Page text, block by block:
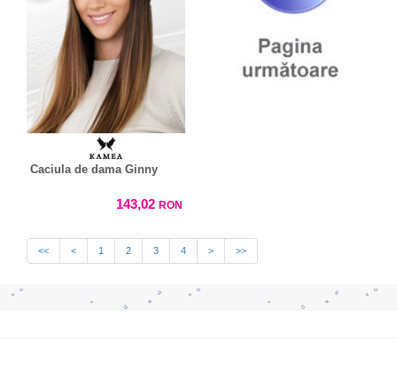
Caciula de dama Ginny
143,02 RON
<< < 1 2 3 4 > >>